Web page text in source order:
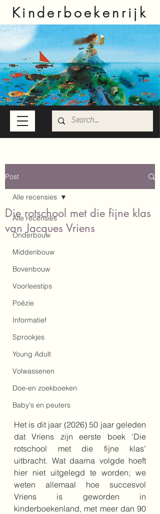
Kinderboekenrijk
Post
Alle recensies
Onderbouw
Middenbouw
Bovenbouw
Voorleestips
Poëzie
Informatief
Sprookjes
Young Adult
Volwassenen
Doe-en zoekboeken
Baby's en peuters
Alle recensies
Die rotschool met die fijne klas
van Jacques Vriens
Het is dit jaar (2026) 50 jaar geleden
dat Vriens zijn eerste boek 'Die
rotschool met die fijne klas'
uitbracht. Wat daarna volgde hoeft
hier niet uitgelegd te worden; we
weten allemaal hoe succesvol
Vriens is geworden in
kinderboekenland, met meer dan 90